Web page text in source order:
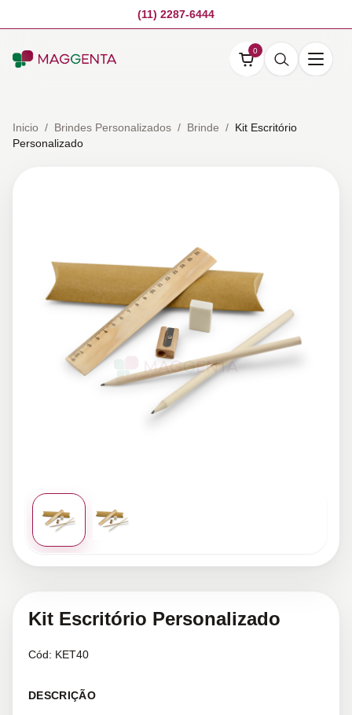
(11) 2287-6444
0
Inicio / Brindes Personalizados / Brinde / Kit Escritório
Personalizado
Kit Escritório Personalizado
Cód: KET40
DESCRIÇÃO